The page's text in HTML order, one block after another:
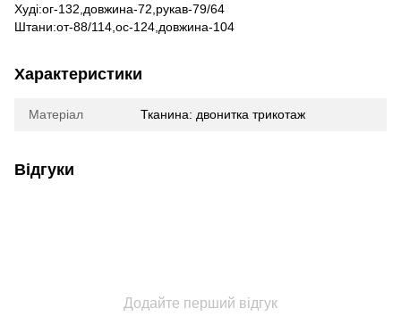
Худі:ог-132,довжина-72,рукав-79/64
Штани:от-88/114,ос-124,довжина-104
Характеристики
Матеріал Тканина: двонитка трикотаж
Відгуки
Додайте перший відгук